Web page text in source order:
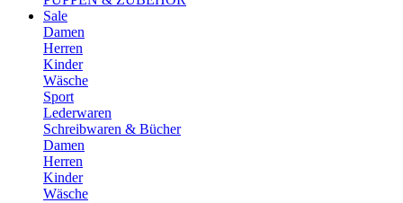
Sale
Damen
Herren
Kinder
Wäsche
Sport
Lederwaren
Schreibwaren & Bücher
Damen
Herren
Kinder
Wäsche